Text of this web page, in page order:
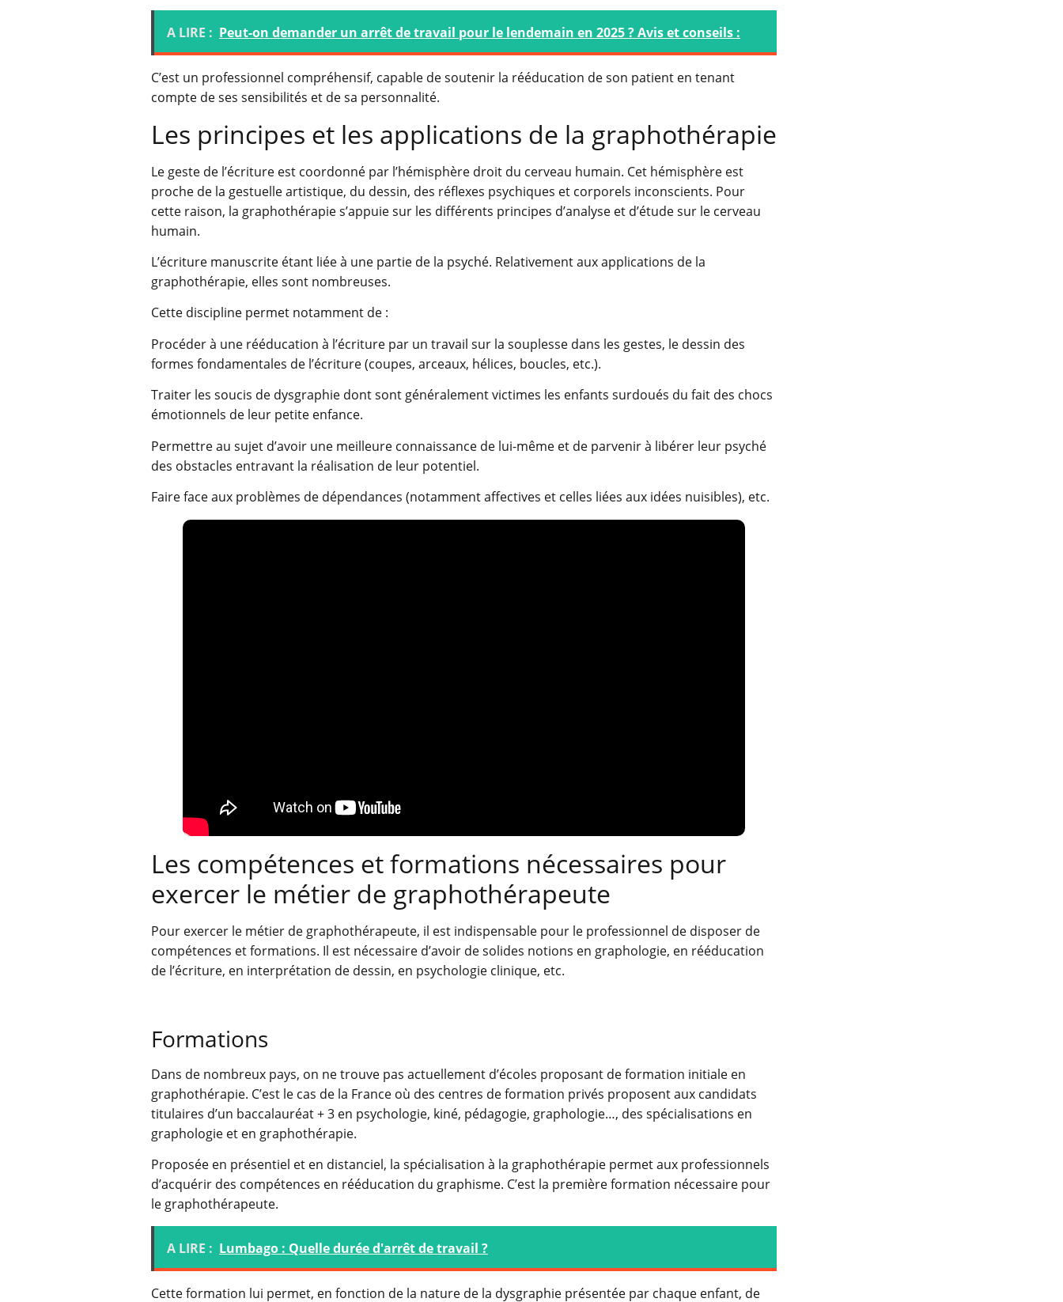
A LIRE : Peut-on demander un arrêt de travail pour le lendemain en 2025 ? Avis et conseils :
C’est un professionnel compréhensif, capable de soutenir la rééducation de son patient en tenant
compte de ses sensibilités et de sa personnalité.
Les principes et les applications de la graphothérapie
Le geste de l’écriture est coordonné par l’hémisphère droit du cerveau humain. Cet hémisphère est
proche de la gestuelle artistique, du dessin, des réflexes psychiques et corporels inconscients. Pour
cette raison, la graphothérapie s’appuie sur les différents principes d’analyse et d’étude sur le cerveau
humain.
L’écriture manuscrite étant liée à une partie de la psyché. Relativement aux applications de la
graphothérapie, elles sont nombreuses.
Cette discipline permet notamment de :
Procéder à une rééducation à l’écriture par un travail sur la souplesse dans les gestes, le dessin des
formes fondamentales de l’écriture (coupes, arceaux, hélices, boucles, etc.).
Traiter les soucis de dysgraphie dont sont généralement victimes les enfants surdoués du fait des chocs
émotionnels de leur petite enfance.
Permettre au sujet d’avoir une meilleure connaissance de lui-même et de parvenir à libérer leur psyché
des obstacles entravant la réalisation de leur potentiel.
Faire face aux problèmes de dépendances (notamment affectives et celles liées aux idées nuisibles), etc.
Les compétences et formations nécessaires pour
exercer le métier de graphothérapeute
Pour exercer le métier de graphothérapeute, il est indispensable pour le professionnel de disposer de
compétences et formations. Il est nécessaire d’avoir de solides notions en graphologie, en rééducation
de l’écriture, en interprétation de dessin, en psychologie clinique, etc.
Formations
Dans de nombreux pays, on ne trouve pas actuellement d’écoles proposant de formation initiale en
graphothérapie. C’est le cas de la France où des centres de formation privés proposent aux candidats
titulaires d’un baccalauréat + 3 en psychologie, kiné, pédagogie, graphologie…, des spécialisations en
graphologie et en graphothérapie.
Proposée en présentiel et en distanciel, la spécialisation à la graphothérapie permet aux professionnels
d’acquérir des compétences en rééducation du graphisme. C’est la première formation nécessaire pour
le graphothérapeute.
A LIRE : Lumbago : Quelle durée d'arrêt de travail ?
Cette formation lui permet, en fonction de la nature de la dysgraphie présentée par chaque enfant, de